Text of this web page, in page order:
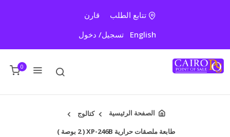
تتابع الطلب
قارن
English
تسجيل/ دخول
0
الصفحة الرئيسية
كتالوج
طابعة ملصقات حرارية XP-246B ( 2 بوصة )